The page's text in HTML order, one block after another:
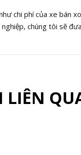
chi phí của xe bán
chúng tôi sẽ
LIÊN